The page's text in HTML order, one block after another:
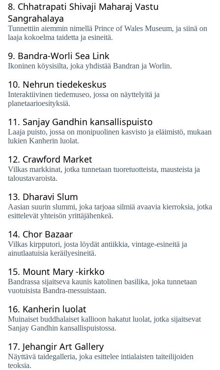
8. Chhatrapati Shivaji Maharaj Vastu
Sangrahalaya
Tunnettiin aiemmin nimellä Prince of Wales Museum, ja siinä on
laaja kokoelma taidetta ja esineitä.
9. Bandra-Worli Sea Link
Ikoninen köysisilta, joka yhdistää Bandran ja Worlin.
10. Nehrun tiedekeskus
Interaktiivinen tiedemuseo, jossa on näyttelyitä ja
planetaarioesityksiä.
11. Sanjay Gandhin kansallispuisto
Laaja puisto, jossa on monipuolinen kasvisto ja eläimistö, mukaan
lukien Kanherin luolat.
12. Crawford Market
Vilkas markkinat, jotka tunnetaan tuoretuotteista, mausteista ja
taloustavaroista.
13. Dharavi Slum
Aasian suurin slummi, joka tarjoaa silmiä avaavia kierroksia, jotka
esittelevät yhteisön yrittäjähenkeä.
14. Chor Bazaar
Vilkas kirpputori, josta löydät antiikkia, vintage-esineitä ja
ainutlaatuisia keräilyesineitä.
15. Mount Mary -kirkko
Bandrassa sijaitseva kaunis katolinen basilika, joka tunnetaan
vuotuisista Bandra-messuistaan.
16. Kanherin luolat
Muinaiset buddhalaiset kallioon hakatut luolat, jotka sijaitsevat
Sanjay Gandhin kansallispuistossa.
17. Jehangir Art Gallery
Näyttävä taidegalleria, joka esittelee intialaisten taiteilijoiden
teoksia.